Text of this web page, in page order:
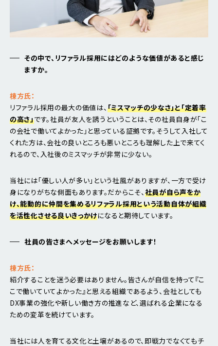
その中で、リファラル採用にはどのような価値があると感じ
ますか。
棟方氏：
リファラル採用の最大の価値は、 「ミスマッチの少なさ」と「定着率
の高さ」です。社員が友人を誘うということは、その社員自身が「こ
の会社で働いてよかった」と思っている証拠です。そうして入社して
くれた方は、会社の良いところも悪いところも理解した上で来てく
れるので、入社後のミスマッチが非常に少ない。
当社には「優しい人が多い」という社風がありますが、一方で受け
身になりがちな側面もあります。だからこそ、 社員が自ら声をか
け、能動的に仲間を集めるリファラル採用という活動自体が組織
を活性化させる良いきっかけになると期待しています。
社員の皆さまへメッセージをお願いします！
棟方氏：
紹介することを迷う必要はありません。皆さんが自信を持って『こ
こで働いていてよかった』と思える組織であるよう、会社としても
DX事業の強化や新しい働き方の推進など、選ばれる企業になる
ための変革を続けています。
当社には人を育てる文化と土壌があるので、即戦力でなくてもチ